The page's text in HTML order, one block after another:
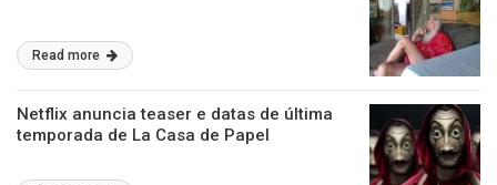
Read more
Netflix anuncia teaser e datas de última
temporada de La Casa de Papel